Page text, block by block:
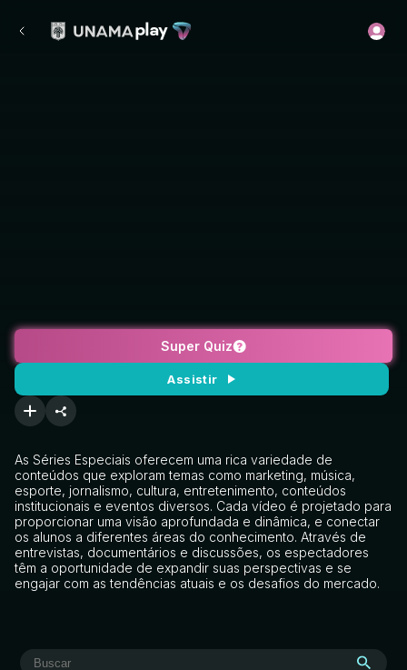
Super Quiz
Assistir
As Séries Especiais oferecem uma rica variedade de
conteúdos que exploram temas como marketing, música,
esporte, jornalismo, cultura, entretenimento, conteúdos
institucionais e eventos diversos. Cada vídeo é projetado para
proporcionar uma visão aprofundada e dinâmica, e conectar
os alunos a diferentes áreas do conhecimento. Através de
entrevistas, documentários e discussões, os espectadores
têm a oportunidade de expandir suas perspectivas e se
engajar com as tendências atuais e os desafios do mercado.